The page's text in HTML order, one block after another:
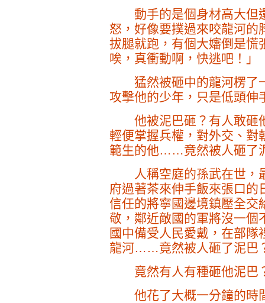
動手的是個身材高大但
怒，好像要撲過來咬龍河的
拔腿就跑，有個大嬸倒是慌
唉，真衝動啊，快逃吧！」
猛然被砸中的龍河楞了
攻擊他的少年，只是低頭伸
他被泥巴砸？有人敢砸
輕便掌握兵權，對外交、對
範生的他……竟然被人砸了
人稱空庭的孫武在世，
府過著茶來伸手飯來張口的
信任的將寧國邊境鎮壓全交
敬，鄰近敵國的軍將沒一個
國中備受人民愛戴，在部
龍河……竟然被人砸了泥巴
竟然有人有種砸他泥巴
他花了大概一分鐘的時